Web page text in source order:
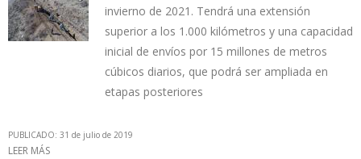
invierno de 2021. Tendrá una extensión
superior a los 1.000 kilómetros y una capacidad
inicial de envíos por 15 millones de metros
cúbicos diarios, que podrá ser ampliada en
etapas posteriores
PUBLICADO: 31 de julio de 2019
LEER MÁS